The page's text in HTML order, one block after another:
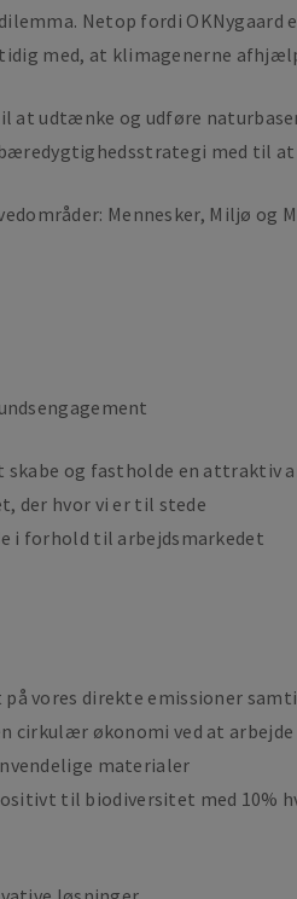
Netop fordi
med, at klimagenerne
at udtænke og udføre
med til at
Mennesker, Miljø
og fastholde en attraktiv
der hvor vi er til stede
i forhold til arbejdsmarkedet
vores direkte emissioner
cirkulær økonomi ved at
materialer
til biodiversitet med 10%